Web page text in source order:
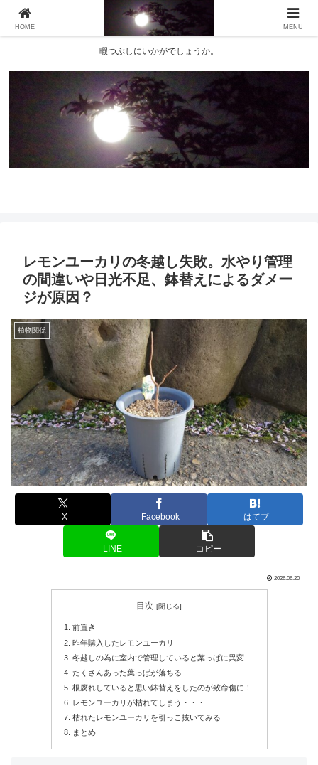
暇つぶしにいかがでしょうか。
レモンユーカリの冬越し失敗。水やり管理
の間違いや日光不足、鉢替えによるダメー
ジが原因？
植物関係
X Facebook はてブ
LINE コピー
2026.06.20
目次
前置き
昨年購入したレモンユーカリ
冬越しの為に室内で管理していると葉っぱに異変
たくさんあった葉っぱが落ちる
根腐れしていると思い鉢替えをしたのが致命傷に！
レモンユーカリが枯れてしまう・・・
枯れたレモンユーカリを引っこ抜いてみる
まとめ
HOME MENU